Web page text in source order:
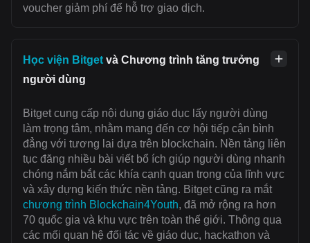
voucher giảm phí để hỗ trợ giao dịch.
Học viện Bitget và Chương trình tăng trưởng
người dùng
Bitget cung cấp nội dung giáo dục lấy người dùng
làm trọng tâm, nhằm mang đến cơ hội tiếp cận bình
đẳng với tương lai dựa trên blockchain. Nền tảng liên
tục đăng nhiều bài viết bổ ích giúp người dùng nhanh
chóng nắm bắt các khía cạnh quan trọng của lĩnh vực
và xây dựng kiến thức nền tảng. Bitget cũng ra mắt
chương trình Blockchain4Youth, đã mở rộng ra hơn
70 quốc gia và khu vực trên toàn thế giới. Thông qua
các mối quan hệ đối tác về giáo dục, hackathon và